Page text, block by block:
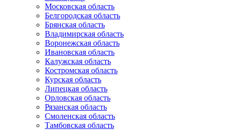
Московская область
Белгородская область
Брянская область
Владимирская область
Воронежская область
Ивановская область
Калужская область
Костромская область
Курская область
Липецкая область
Орловская область
Рязанская область
Смоленская область
Тамбовская область